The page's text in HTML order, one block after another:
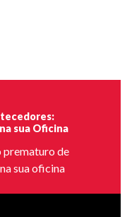
sua Oficina
prematuro de
sua oficina